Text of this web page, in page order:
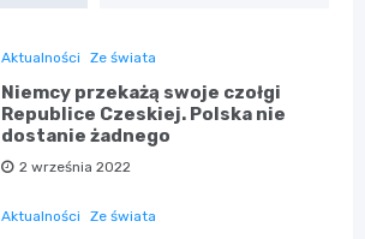
Aktualności Ze świata
Niemcy przekażą swoje czołgi
Republice Czeskiej. Polska nie
dostanie żadnego
2 września 2022
Aktualności Ze świata